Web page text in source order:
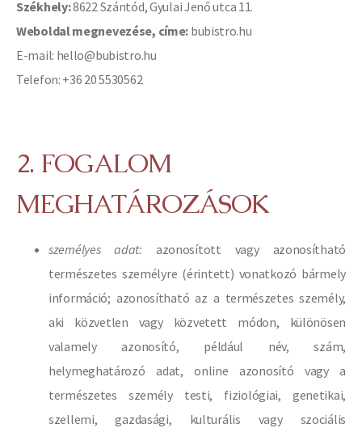
Székhely:8622 Szántód, Gyulai Jenő utca 11.
Weboldal megnevezése, címe: bubistro.hu
E-mail: hello@bubistro.hu
Telefon: +36 20 5530562
2. FOGALOM
MEGHATÁROZÁSOK
személyes adat: azonosított vagy azonosítható
természetes személyre (érintett) vonatkozó bármely
információ; azonosítható az a természetes személy,
aki közvetlen vagy közvetett módon, különösen
valamely azonosító, például név, szám,
helymeghatározó adat, online azonosító vagy a
természetes személy testi, fiziológiai, genetikai,
szellemi, gazdasági, kulturális vagy szociális